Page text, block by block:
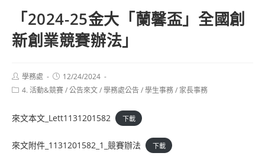
「2024-25金大「蘭馨盃」全國創
新創業競賽辦法」
Post
author:
學務處
Post
published:
12/24/2024
Post4. 活動&競賽/公告來文/學務處公告/學生事務/ 家長事務
來文本文_Lett1131201582 下載
來文附件_1131201582_1_競賽辦法 下載